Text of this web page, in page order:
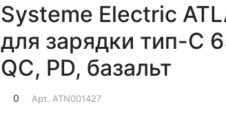
Systeme Electric
для зарядки тип-С
QC, PD, базальт
0 Арт. ATN001427